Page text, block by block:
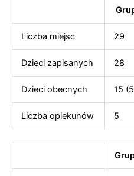
Liczba miejsc 29
Dzieci zapisanych 28
Dzieci obecnych 15
Liczba opiekunów 5